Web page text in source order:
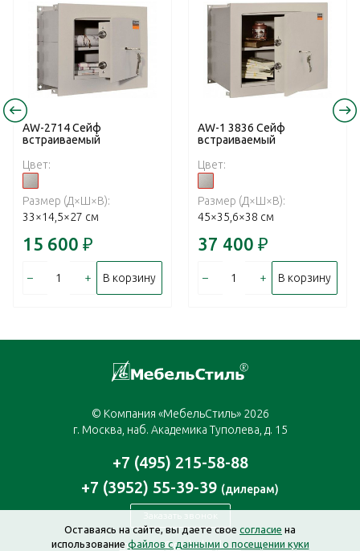
AW-2714 Сейф
встраиваемый
Цвет:
Размер (Д×Ш×В):
33×14,5×27 см
15 600 ₽
– + В корзину
AW-1 3836 Сейф
встраиваемый
Цвет:
Размер (Д×Ш×В):
45×35,6×38 см
37 400 ₽
– + В корзину
© Компания «МебельСтиль» 2026
г. Москва, наб. Академика Туполева, д. 15
+7 (495) 215-58-88
+7 (3952) 55-39-39 (дилерам)
Заказать звонок
moscow@mebelstyle.ru
Оставаясь на сайте, вы даете свое согласие на
использованиефайлов с данными о посещении куки